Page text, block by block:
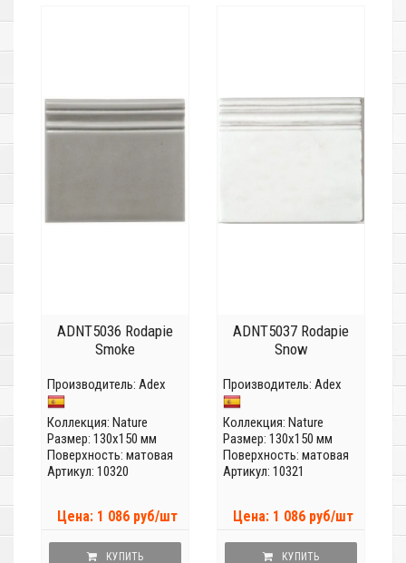
ADNT5036 Rodapie
Smoke
Производитель: Adex
Коллекция: Nature
Размер: 130x150 мм
Поверхность: матовая
Артикул: 10320
Цена: 1 086 руб/шт
КУПИТЬ
ADNT5037 Rodapie
Snow
Производитель: Adex
Коллекция: Nature
Размер: 130x150 мм
Поверхность: матовая
Артикул: 10321
Цена: 1 086 руб/шт
КУПИТЬ